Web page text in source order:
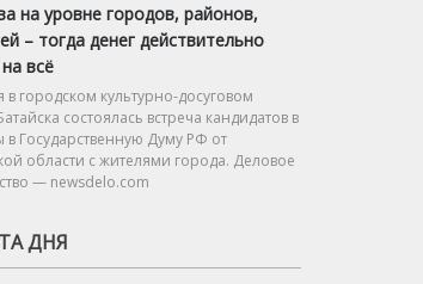
на уровне городов, районов,
– тогда денег действительно
всё
в городском культурно-досуговом
состоялась встреча кандидатов в
в Государственную Думу РФ от
области с жителями города. Деловое
— newsdelo.com
ДНЯ